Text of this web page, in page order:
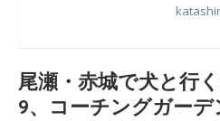
尾瀬・赤城で犬と行
9、コーチングガー